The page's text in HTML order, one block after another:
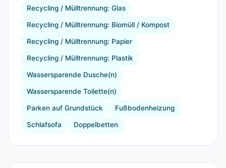
Recycling / Mülltrennung: Glas
Recycling / Mülltrennung: Biomüll / Kompost
Recycling / Mülltrennung: Papier
Recycling / Mülltrennung: Plastik
Wassersparende Dusche(n)
Wassersparende Toilette(n)
Parken auf Grundstück Fußbodenheizung
Schlafsofa Doppelbetten